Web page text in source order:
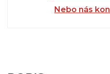
Nebo nás